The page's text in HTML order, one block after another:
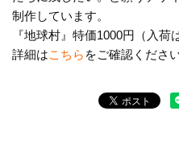
制作しています。
『地球村』特価1000円（入荷
詳細はこちら をご確認くださ